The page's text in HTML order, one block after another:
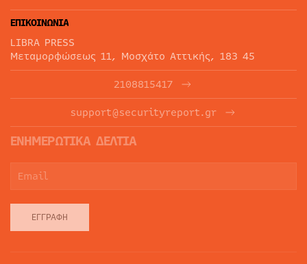
ΕΠΙΚΟΙΝΩΝΙΑ
LIBRA PRESS
Μεταμορφώσεως 11, Μοσχάτο Αττικής, 183 45
2108815417
support@securityreport.gr
ΕΝΗΜΕΡΩΤΙΚΑ ΔΕΛΤΙΑ
ΕΓΓΡΑΦΉ